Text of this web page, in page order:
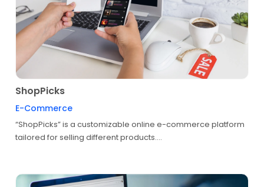
ShopPicks
E-Commerce
“ShopPicks” is a customizable online e-commerce platform
tailored for selling different products....